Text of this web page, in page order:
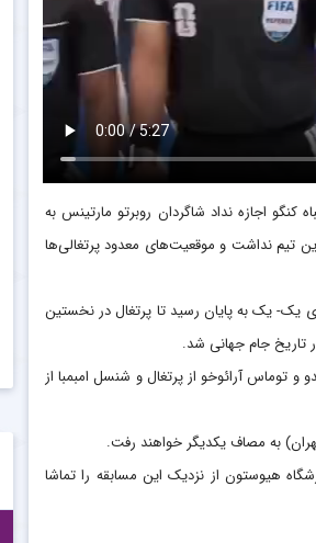
کنگو اجازه نداد شاگردان روبرتو مارتینس به
تیم نداشت و موقعیت‌های معدود پرتغالی‌ها
یک- یک به پایان رسید تا پرتغال در نخستین
تاریخ جام جهانی شد.
و توماس آرائوخو از پرتغال و شنسل امبمبا از
هیوستون از نزدیک این مسابقه را تماشا